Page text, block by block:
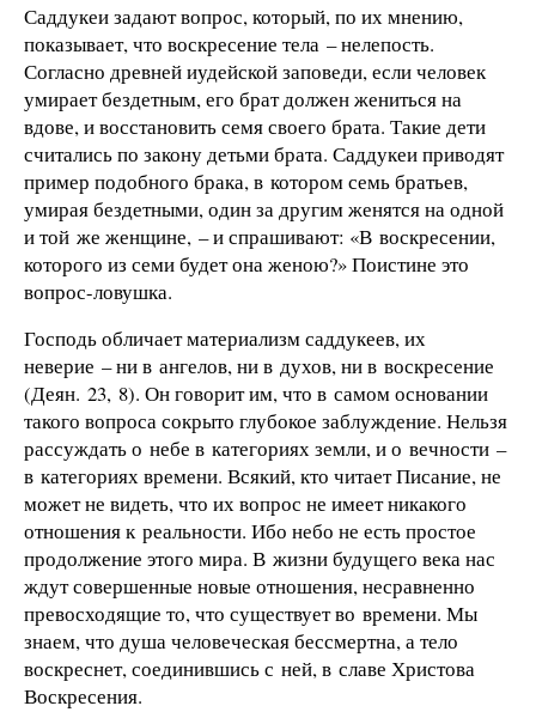
Саддукеи задают вопрос, который, по их мнению,
показывает, что воскресение тела – нелепость.
Согласно древней иудейской заповеди, если человек
умирает бездетным, его брат должен жениться на
вдове, и восстановить семя своего брата. Такие дети
считались по закону детьми брата. Саддукеи приводят
пример подобного брака, в котором семь братьев,
умирая бездетными, один за другим женятся на одной
и той же женщине, – и спрашивают: «В воскресении,
которого из семи будет она женою?» Поистине это
вопрос-ловушка.
Господь обличает материализм саддукеев, их
неверие – ни в ангелов, ни в духов, ни в воскресение
(Деян. 23, 8). Он говорит им, что в самом основании
такого вопроса сокрыто глубокое заблуждение. Нельзя
рассуждать о небе в категориях земли, и о вечности –
в категориях времени. Всякий, кто читает Писание, не
может не видеть, что их вопрос не имеет никакого
отношения к реальности. Ибо небо не есть простое
продолжение этого мира. В жизни будущего века нас
ждут совершенные новые отношения, несравненно
превосходящие то, что существует во времени. Мы
знаем, что душа человеческая бессмертна, а тело
воскреснет, соединившись с ней, в славе Христова
Воскресения.